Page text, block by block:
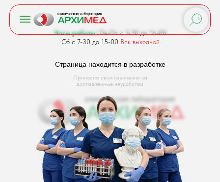
Часы работы:Пн-Пт с 7-30 до 16-00
Сб с 7-30 до 15-00 Вск выходной
Страница находится в разработке
Приносим свои извинения за
доставленные неудобства